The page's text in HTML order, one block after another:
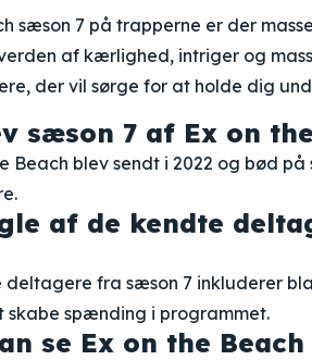
sæson 7 på trapperne er der
af kærlighed, intriger og
der vil sørge for at holde dig
sæson 7 af Ex on
Beach blev sendt i 2022 og bød
af de kendte
fra sæson 7 inkluderer
spænding i programmet.
se Ex on the